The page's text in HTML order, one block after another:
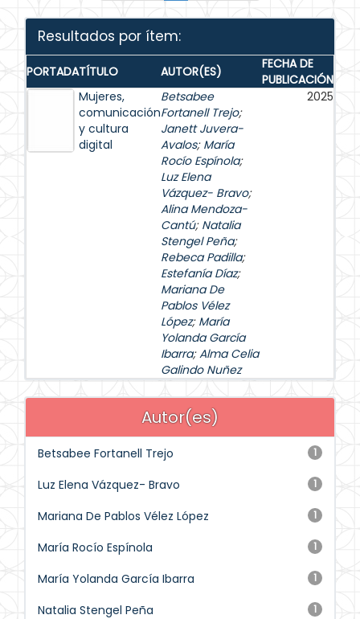
Resultados por ítem:
PORTADATÍTULO AUTOR(ES)
FECHA DE
PUBLICACIÓN
Mujeres,
comunicación
y cultura
digital
Betsabee
Fortanell Trejo;
Janett Juvera-
Avalos; María
Rocío Espínola;
Luz Elena
Vázquez- Bravo;
Alina Mendoza-
Cantú; Natalia
Stengel Peña;
Rebeca Padilla;
Estefanía Díaz;
Mariana De
Pablos Vélez
López; María
Yolanda García
Ibarra;Alma Celia
Galindo Nuñez
2025
Autor(es)
1
Betsabee Fortanell Trejo
1
Luz Elena Vázquez- Bravo
1
Mariana De Pablos Vélez López
1
María Rocío Espínola
1
María Yolanda García Ibarra
1
Natalia Stengel Peña